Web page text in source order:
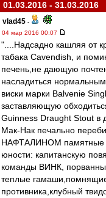
01.03.2016 - 31.03.2016
vlad45 -
04 мар 2016 00:07
"....Надсадно кашляя от
табака Cavendish, и
печень,не дающую
насладиться
виски марки Balvenie
заставляющую
Guinness Draught Stout в
Мак-Нак печально
НАФТАЛИНОМ памятные
юности: капитанскую
команды ВИНК,
теплые
противника,клубный